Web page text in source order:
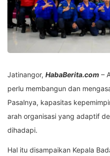
Jatinangor, HabaBerita.com –
perlu membangun dan
Pasalnya, kapasitas
arah organisasi yang adaptif
dihadapi.
Hal itu disampaikan Kepala